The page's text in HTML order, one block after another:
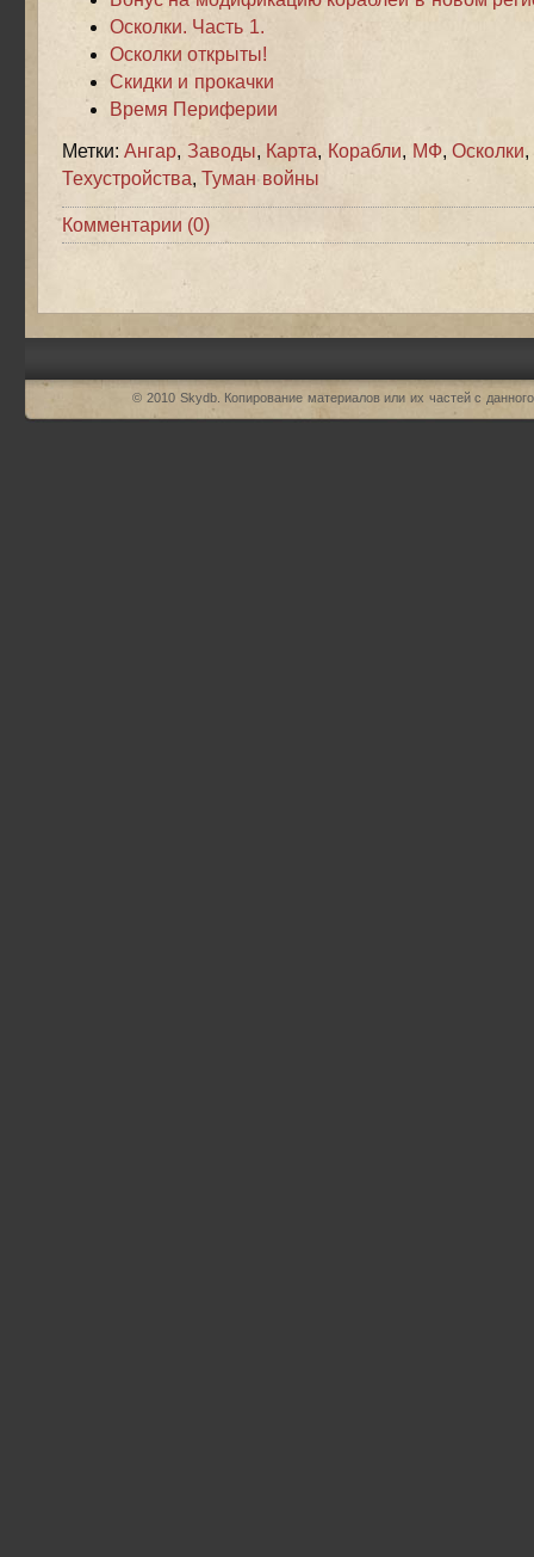
Осколки. Часть 1.
Осколки открыты!
Скидки и прокачки
Время Периферии
Метки:Ангар, Заводы, Карта, Корабли, МФ,Осколки,
Техустройства,Туман войны
Комментарии (0)
© 2010 Skydb. Копирование материалов или их частей с